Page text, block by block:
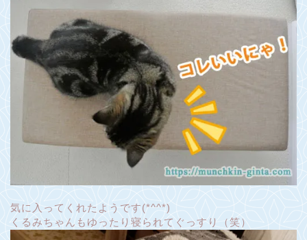
気に入ってくれたようです(*^^*)
くるみちゃんもゆったり寝られてぐっすり（笑）